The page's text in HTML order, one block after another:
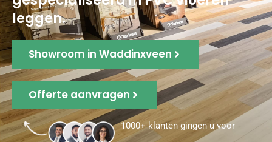
leggen.
Showroom in Waddinxveen
Offerte aanvragen
1000+ klanten gingen u voor